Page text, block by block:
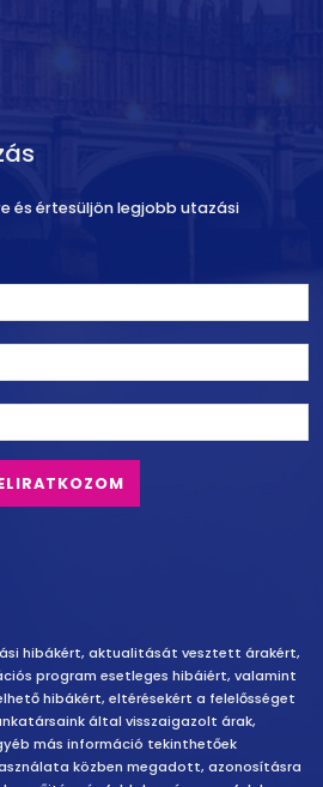
és értesüljön legjobb utazási
hibákért, aktualitását vesztett árakért,
program esetleges hibáiért, valamint
hibákért, eltérésekért a felelősséget
által visszaigazolt árak,
más információ tekinthetőek
közben megadott, azonosításra